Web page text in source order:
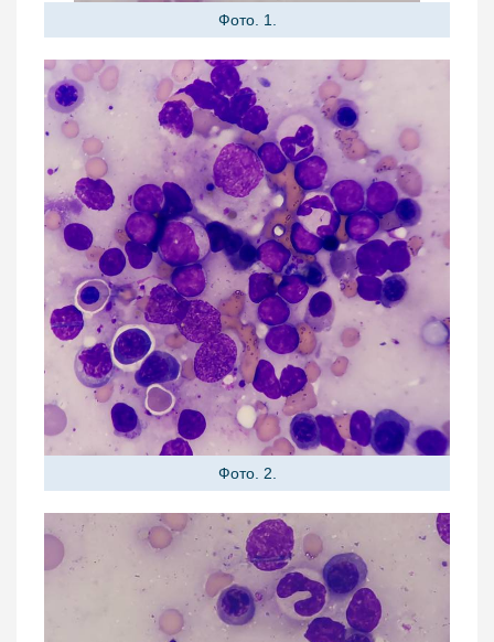
Фото. 1.
Фото. 2.